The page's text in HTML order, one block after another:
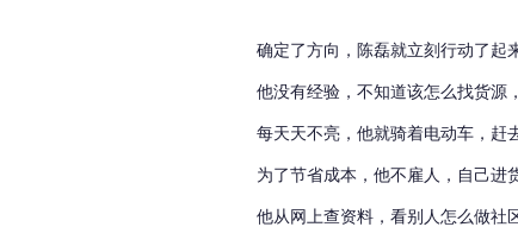
确定了方向，陈磊就立刻行动了起
他没有经验，不知道该怎么找货源
每天天不亮，他就骑着电动车，赶
为了节省成本，他不雇人，自己进
他从网上查资料，看别人怎么做社